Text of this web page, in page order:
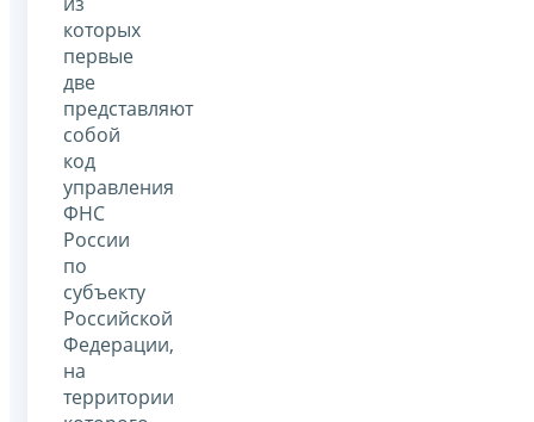
которых
первые
две
представляют
собой
код
управления
ФНС
России
по
субъекту
Российской
Федерации,
на
территории